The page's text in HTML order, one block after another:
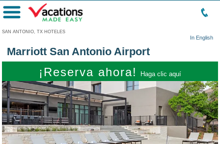
SAN ANTONIO, TX HOTELES
In English
Menú
Marriott San Antonio Airport
¡Reserva ahora! Haga clic aquí